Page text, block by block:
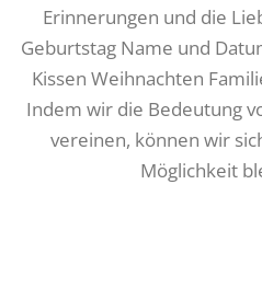
Erinnerungen und die
Geburtstag Name und
Kissen Weihnachten
Indem wir die Bedeutung
vereinen, können wir
Möglichkeit